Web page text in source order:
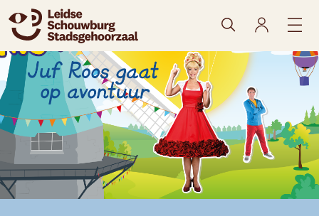
naar agenda